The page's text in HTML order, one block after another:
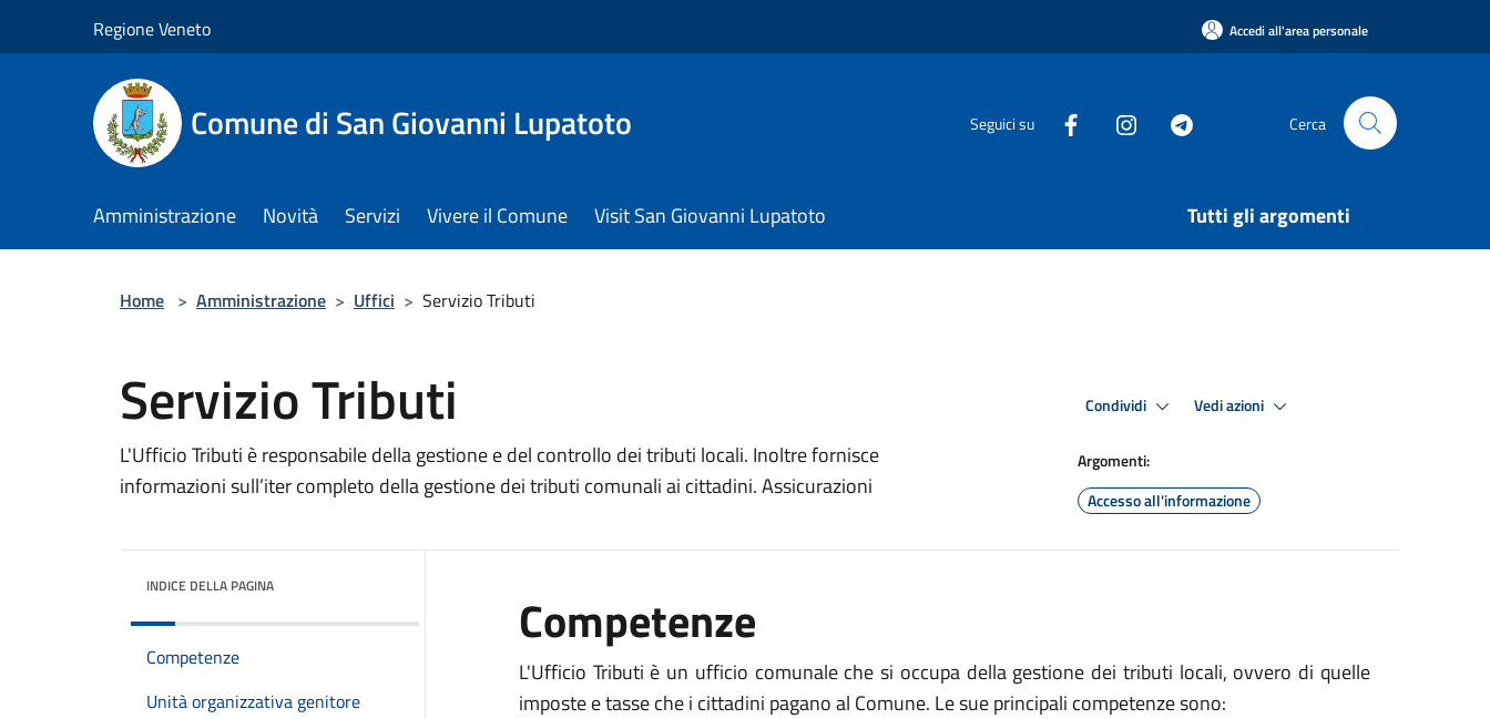
Regione Veneto Accedi all'area personale
Comune di San Giovanni Lupatoto Seguici su Cerca
Amministrazione Novità Servizi Vivere il Comune Visit San Giovanni Lupatoto Tutti gli argomenti
Home > Amministrazione > Uffici > Servizio Tributi
Servizio Tributi
L'Ufficio Tributi è responsabile della gestione e del controllo dei tributi locali. Inoltre fornisce
informazioni sull’iter completo della gestione dei tributi comunali ai cittadini. Assicurazioni
Condividi Vedi azioni
Argomenti:
Accesso all'informazione
INDICE DELLA PAGINA
Competenze
Unità organizzativa genitore
Competenze
L'Ufficio Tributi è un ufficio comunale che si occupa della gestione dei tributi locali, ovvero di quelle
imposte e tasse che i cittadini pagano al Comune. Le sue principali competenze sono: